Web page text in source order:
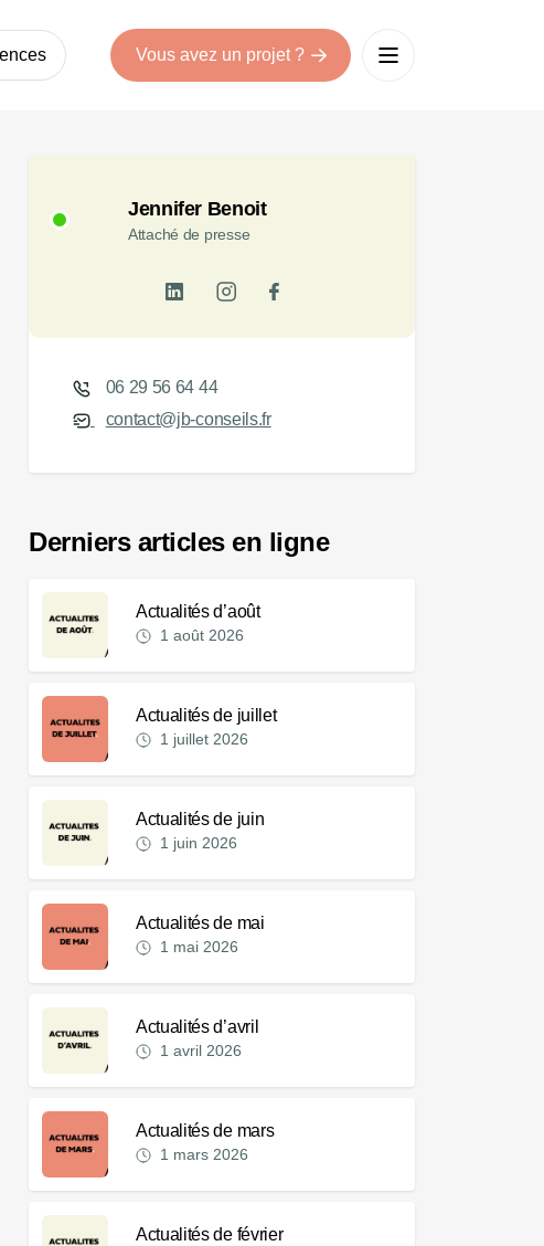
Vous avez un projet ?
Jennifer Benoit
Attaché de presse
06 29 56 64 44
contact@jb-conseils.fr
Derniers articles en ligne
Actualités d’août
1 août 2026
Actualités de juillet
1 juillet 2026
Actualités de juin
1 juin 2026
Actualités de mai
1 mai 2026
Actualités d’avril
1 avril 2026
Actualités de mars
1 mars 2026
Actualités de février